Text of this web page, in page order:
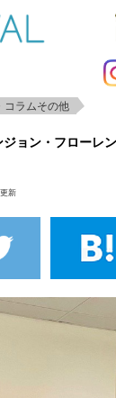
コラムその他
ョン・フローレ
新